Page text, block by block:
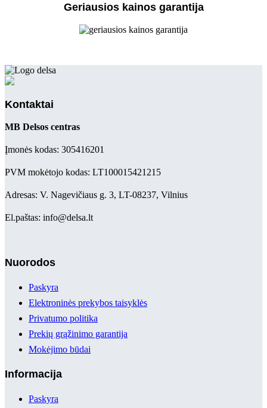
Geriausios kainos garantija
Kontaktai
MB Delsos centras
Įmonės kodas: 305416201
PVM mokėtojo kodas: LT100015421215
Adresas: V. Nagevičiaus g. 3, LT-08237, Vilnius
El.paštas: info@delsa.lt
Nuorodos
Paskyra
Elektroninės prekybos taisyklės
Privatumo politika
Prekių grąžinimo garantija
Mokėjimo būdai
Informacija
Paskyra